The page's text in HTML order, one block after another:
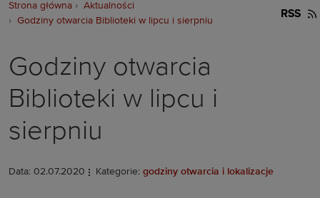
Strona główna
Aktualności
Godziny otwarcia Biblioteki w lipcu i sierpniu
RSS
Godziny otwarcia
Biblioteki w lipcu i
sierpniu
Data: 02.07.2020 Kategorie: godziny otwarcia i lokalizacje